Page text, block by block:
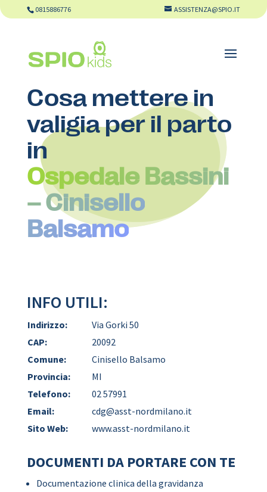
0815886776 ASSISTENZA@SPIO.IT
Cosa mettere in
valigia per il parto
in
Ospedale Bassini
– Cinisello
Balsamo
INFO UTILI:
Indirizzo:
Via Gorki 50
CAP:
20092
Comune:
Cinisello Balsamo
Provincia:
MI
Telefono:
02 57991
Email:
cdg@asst-nordmilano.it
Sito Web:
www.asst-nordmilano.it
DOCUMENTI DA PORTARE CON TE
Documentazione clinica della gravidanza